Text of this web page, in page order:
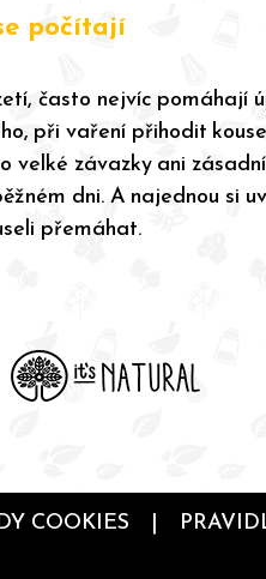
počítají
často nejvíc pomáhají
při vaření přihodit
velké závazky ani
dni. A najednou si
přemáhat.
COOKIES |